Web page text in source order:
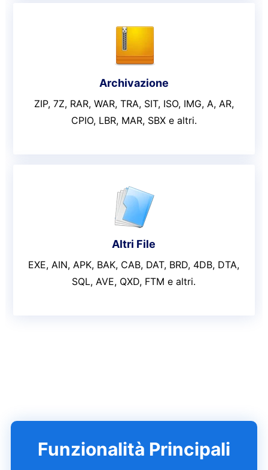
Archivazione
ZIP, 7Z, RAR, WAR, TRA, SIT, ISO, IMG, A, AR,
CPIO, LBR, MAR, SBX e altri.
Altri File
EXE, AIN, APK, BAK, CAB, DAT, BRD, 4DB, DTA,
SQL, AVE, QXD, FTM e altri.
Funzionalità Principali